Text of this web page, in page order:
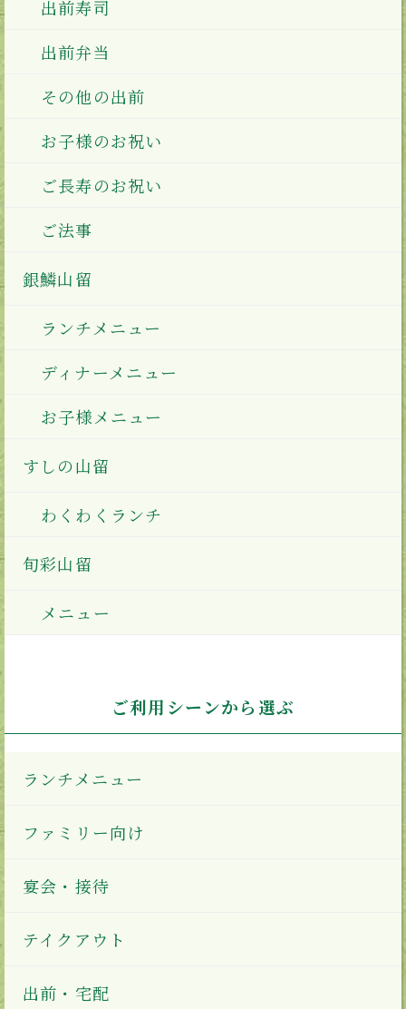
出前寿司
出前弁当
その他の出前
お子様のお祝い
ご長寿のお祝い
ご法事
銀鱗山留
ランチメニュー
ディナーメニュー
お子様メニュー
すしの山留
わくわくランチ
旬彩山留
メニュー
ご利用シーンから選ぶ
ランチメニュー
ファミリー向け
宴会・接待
テイクアウト
出前・宅配